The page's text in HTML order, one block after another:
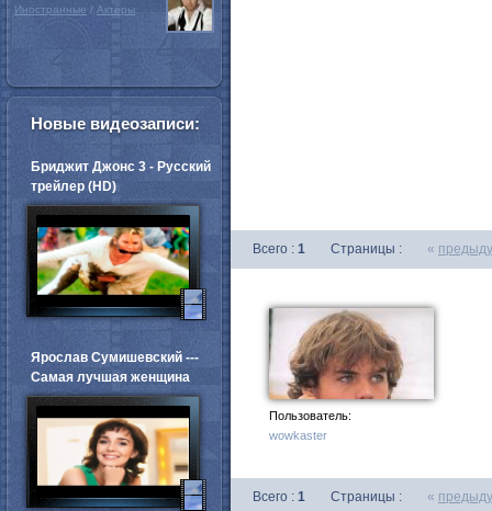
Всего : 1 Страницы : «
Пользователь:
wowkaster
Всего : 1 Страницы : «
Иностранные / Актёры
Новые видеозаписи:
Бриджит Джонс 3 - Русский
трейлер (HD)
Ярослав Сумишевский ---
Самая лучшая женщина